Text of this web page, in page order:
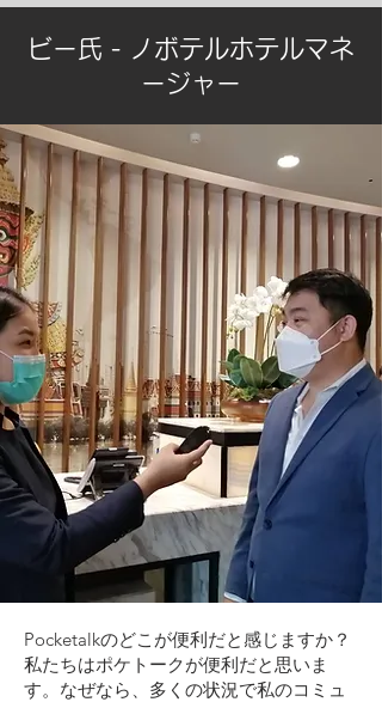
ビー氏 - ノボテルホテルマネ
ージャー
Pocketalkのどこが便利だと感じますか？
私たちはポケトークが便利だと思いま
す。なぜなら、多くの状況で私のコミュ